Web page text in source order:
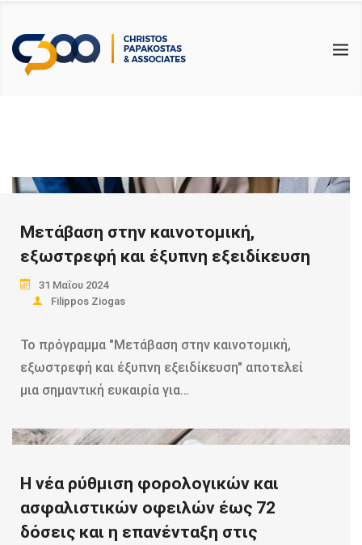
Μετάβαση στην καινοτομική,
εξωστρεφή και έξυπνη εξειδίκευση
31 Μαΐου 2024
Filippos Ziogas
Το πρόγραμμα "Μετάβαση στην καινοτομική,
εξωστρεφή και έξυπνη εξειδίκευση" αποτελεί
μια σημαντική ευκαιρία για…
Η νέα ρύθμιση φορολογικών και
ασφαλιστικών οφειλών έως 72
δόσεις και η επανένταξη στις
ΥΠΗΡΕΣΙΕΣ
ΛΟΓΙΣΤΙΚΕΣ
ΕΚΠΑΙΔΕΥΤΙΚΕΣ
ΕΠΙΚΑΙΡΟΤΗΤΑ
ΑΡΘΡΑ
ΧΡΗΣΙΜΑ
ΑΙΤΗΣΕΙΣ & ΔΗΛΩΣΕΙΣ PDF